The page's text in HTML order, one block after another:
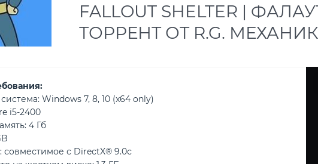
FALLOUT SHELTER |
ТОРРЕНТ ОТ R.G.
Windows 7, 8, 10 (x64 only)
i5-2400
4 Гб
совместимое с DirectX® 9.0с